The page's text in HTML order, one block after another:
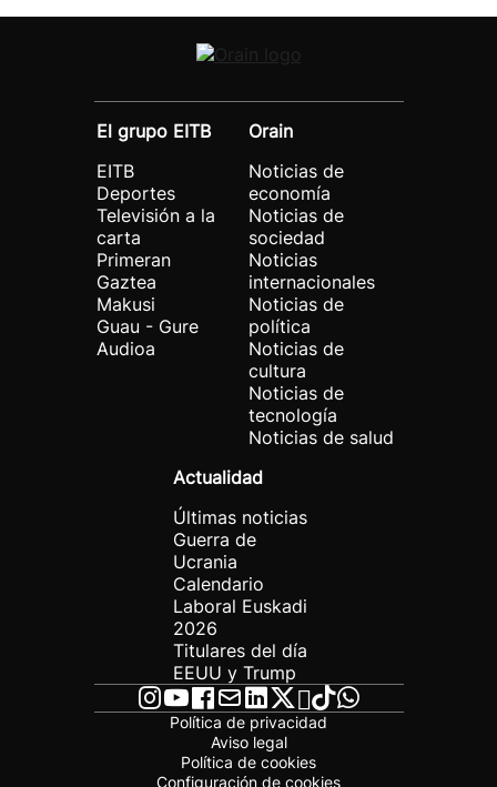
El grupo EITB
EITB
Deportes
Televisión a la
carta
Primeran
Gaztea
Makusi
Guau - Gure
Audioa
Orain
Noticias de
economía
Noticias de
sociedad
Noticias
internacionales
Noticias de
política
Noticias de
cultura
Noticias de
tecnología
Noticias de salud
Actualidad
Últimas noticias
Guerra de
Ucrania
Calendario
Laboral Euskadi
2026
Titulares del día
EEUU y Trump
Política de privacidad
Aviso legal
Política de cookies
Configuración de cookies